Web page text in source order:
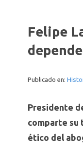
Felipe
Publicado en:
Presidente
comparte su
ético del